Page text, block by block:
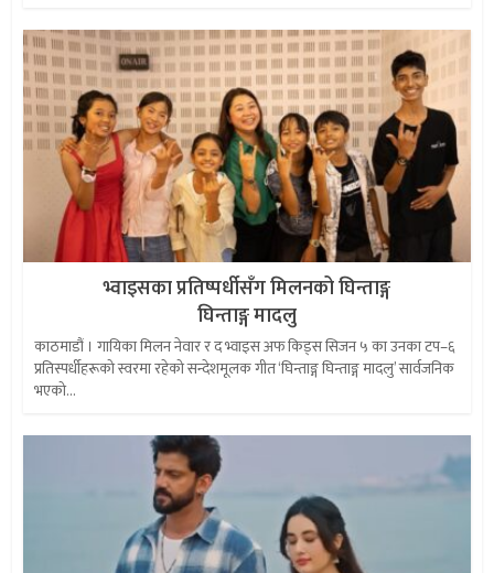
भ्वाइसका प्रतिष्पर्धीसँग मिलनको घिन्ताङ्ग
घिन्ताङ्ग मादलु
काठमाडौं । गायिका मिलन नेवार र द भ्वाइस अफ किड्स सिजन ५ का उनका टप–६
प्रतिस्पर्धीहरूको स्वरमा रहेको सन्देशमूलक गीत ‘घिन्ताङ्ग घिन्ताङ्ग मादलु’ सार्वजनिक
भएको...